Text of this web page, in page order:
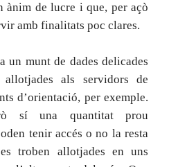
ànim de lucre i que, per açò
amb finalitats poc clares.
un munt de dades delicades
allotjades als servidors de
d’orientació, per exemple.
sí una quantitat prou
tenir accés o no la resta
troben allotjades en uns